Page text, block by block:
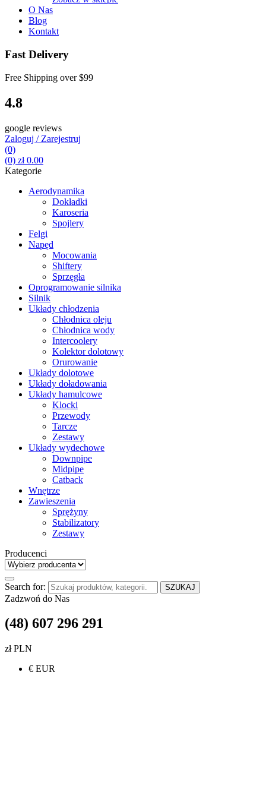
O Nas
Blog
Kontakt
Fast Delivery
Free Shipping over$99
4.8
google reviews
Zaloguj / Zarejestruj
(0)
(0) zł0.00
Kategorie
Aerodynamika
Dokładki
Karoseria
Spojlery
Felgi
Napęd
Mocowania
Shiftery
Sprzęgła
Oprogramowanie silnika
Silnik
Układy chłodzenia
Chłodnica oleju
Chłodnica wody
Intercoolery
Kolektor dolotowy
Orurowanie
Układy dolotowe
Układy doładowania
Układy hamulcowe
Klocki
Przewody
Tarcze
Zestawy
Układy wydechowe
Downpipe
Midpipe
Catback
Wnętrze
Zawieszenia
Sprężyny
Stabilizatory
Zestawy
Producenci
Search for: SZUKAJ
Zadzwoń do Nas
(48) 607 296 291
zł PLN
€ EUR